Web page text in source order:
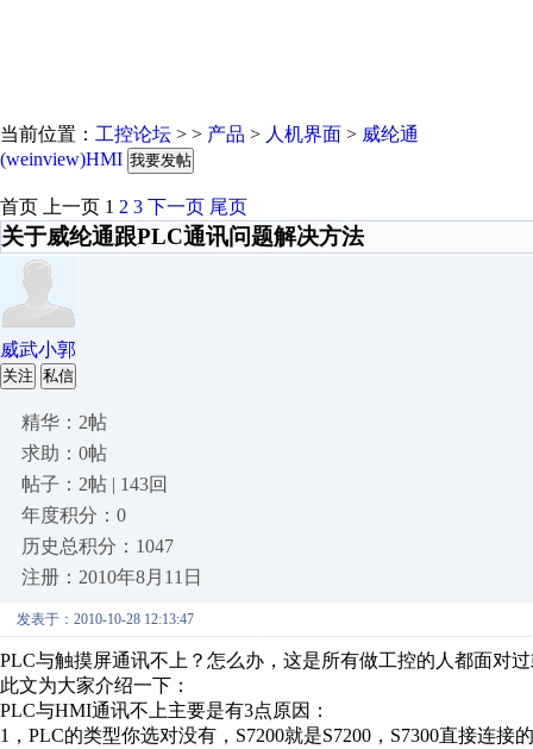
当前位置： 工控论坛 > > 产品 > 人机界面 > 威纶通
(weinview)HMI 我要发帖
首页 上一页 1 2 3 下一页 尾页
关于威纶通跟PLC通讯问题解决方法
威武小郭
关注 私信
精华：2帖
求助：0帖
帖子：2帖 | 143回
年度积分：0
历史总积分：1047
注册：2010年8月11日
发表于：2010-10-28 12:13:47
PLC与触摸屏通讯不上？怎么办，这是所有做工控的人都面对
此文为大家介绍一下：
PLC与HMI通讯不上主要是有3点原因：
1，PLC的类型你选对没有，S7200就是S7200，S7300直接连